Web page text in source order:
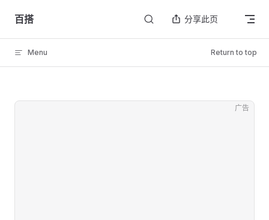
Skip to content
百搭 分享此页
Menu Return to top
广告